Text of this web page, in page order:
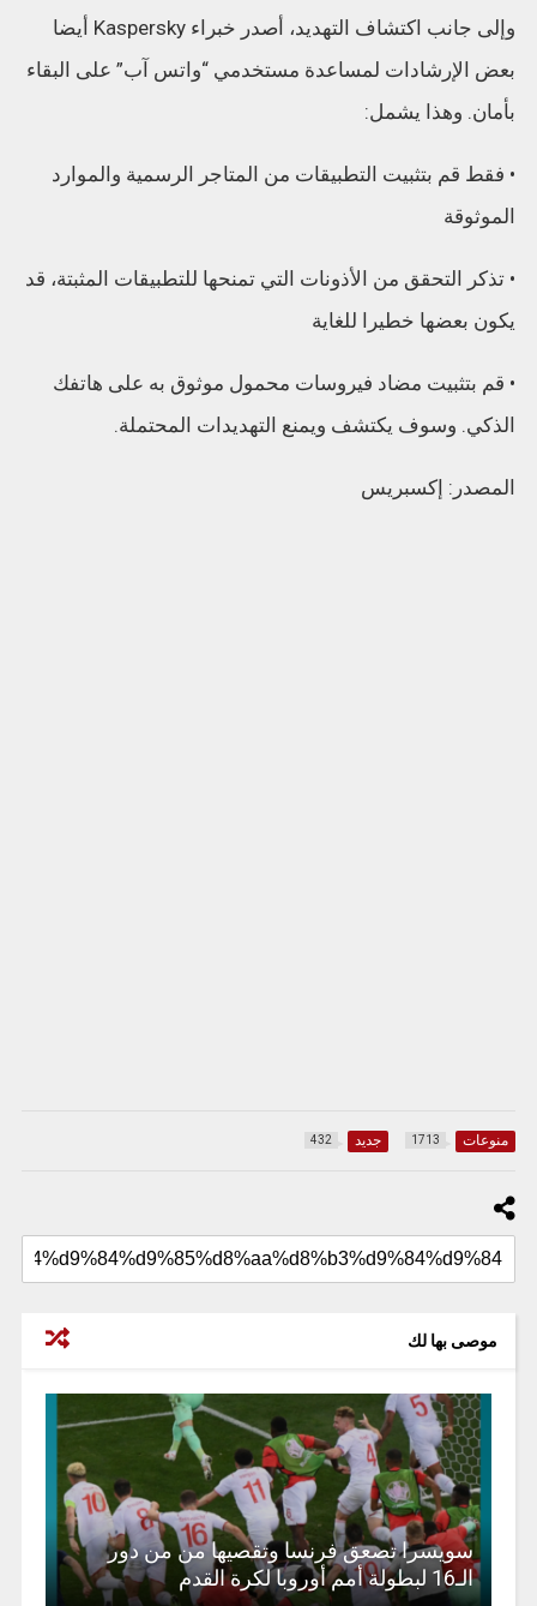
وإلى جانب اكتشاف التهديد، أصدر خبراء Kaspersky أيضا
بعض الإرشادات لمساعدة مستخدمي “واتس آب” على البقاء
بأمان. وهذا يشمل:
• فقط قم بتثبيت التطبيقات من المتاجر الرسمية والموارد
الموثوقة
• تذكر التحقق من الأذونات التي تمنحها للتطبيقات المثبتة، قد
يكون بعضها خطيرا للغاية
• قم بتثبيت مضاد فيروسات محمول موثوق به على هاتفك
الذكي. وسوف يكتشف ويمنع التهديدات المحتملة.
المصدر: إكسبريس
منوعات 1713 جديد 432
موصى بها لك
سويسرا تصعق فرنسا وتقصيها من من دور
الـ16 لبطولة أمم أوروبا لكرة القدم